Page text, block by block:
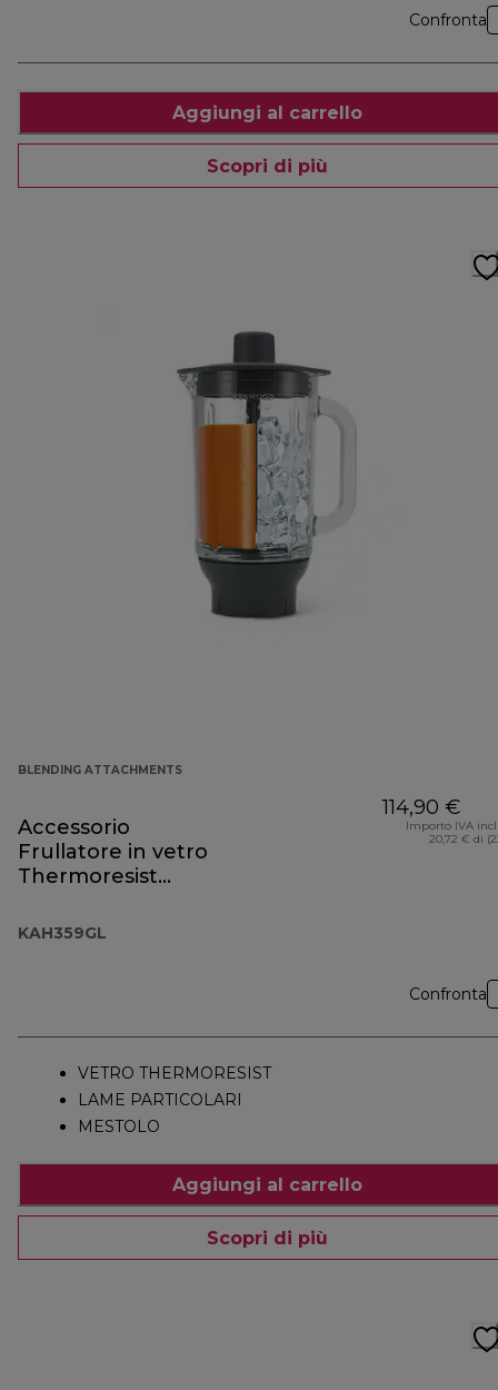
Confronta
Aggiungi al carrello
Scopri di più
BLENDING ATTACHMENTS
Accessorio
Frullatore in vetro
Thermoresist
KAH359GL
114,90 €
Importo IVA
20,72 € di
Confronta
VETRO THERMORESIST
LAME PARTICOLARI
MESTOLO
Aggiungi al carrello
Scopri di più